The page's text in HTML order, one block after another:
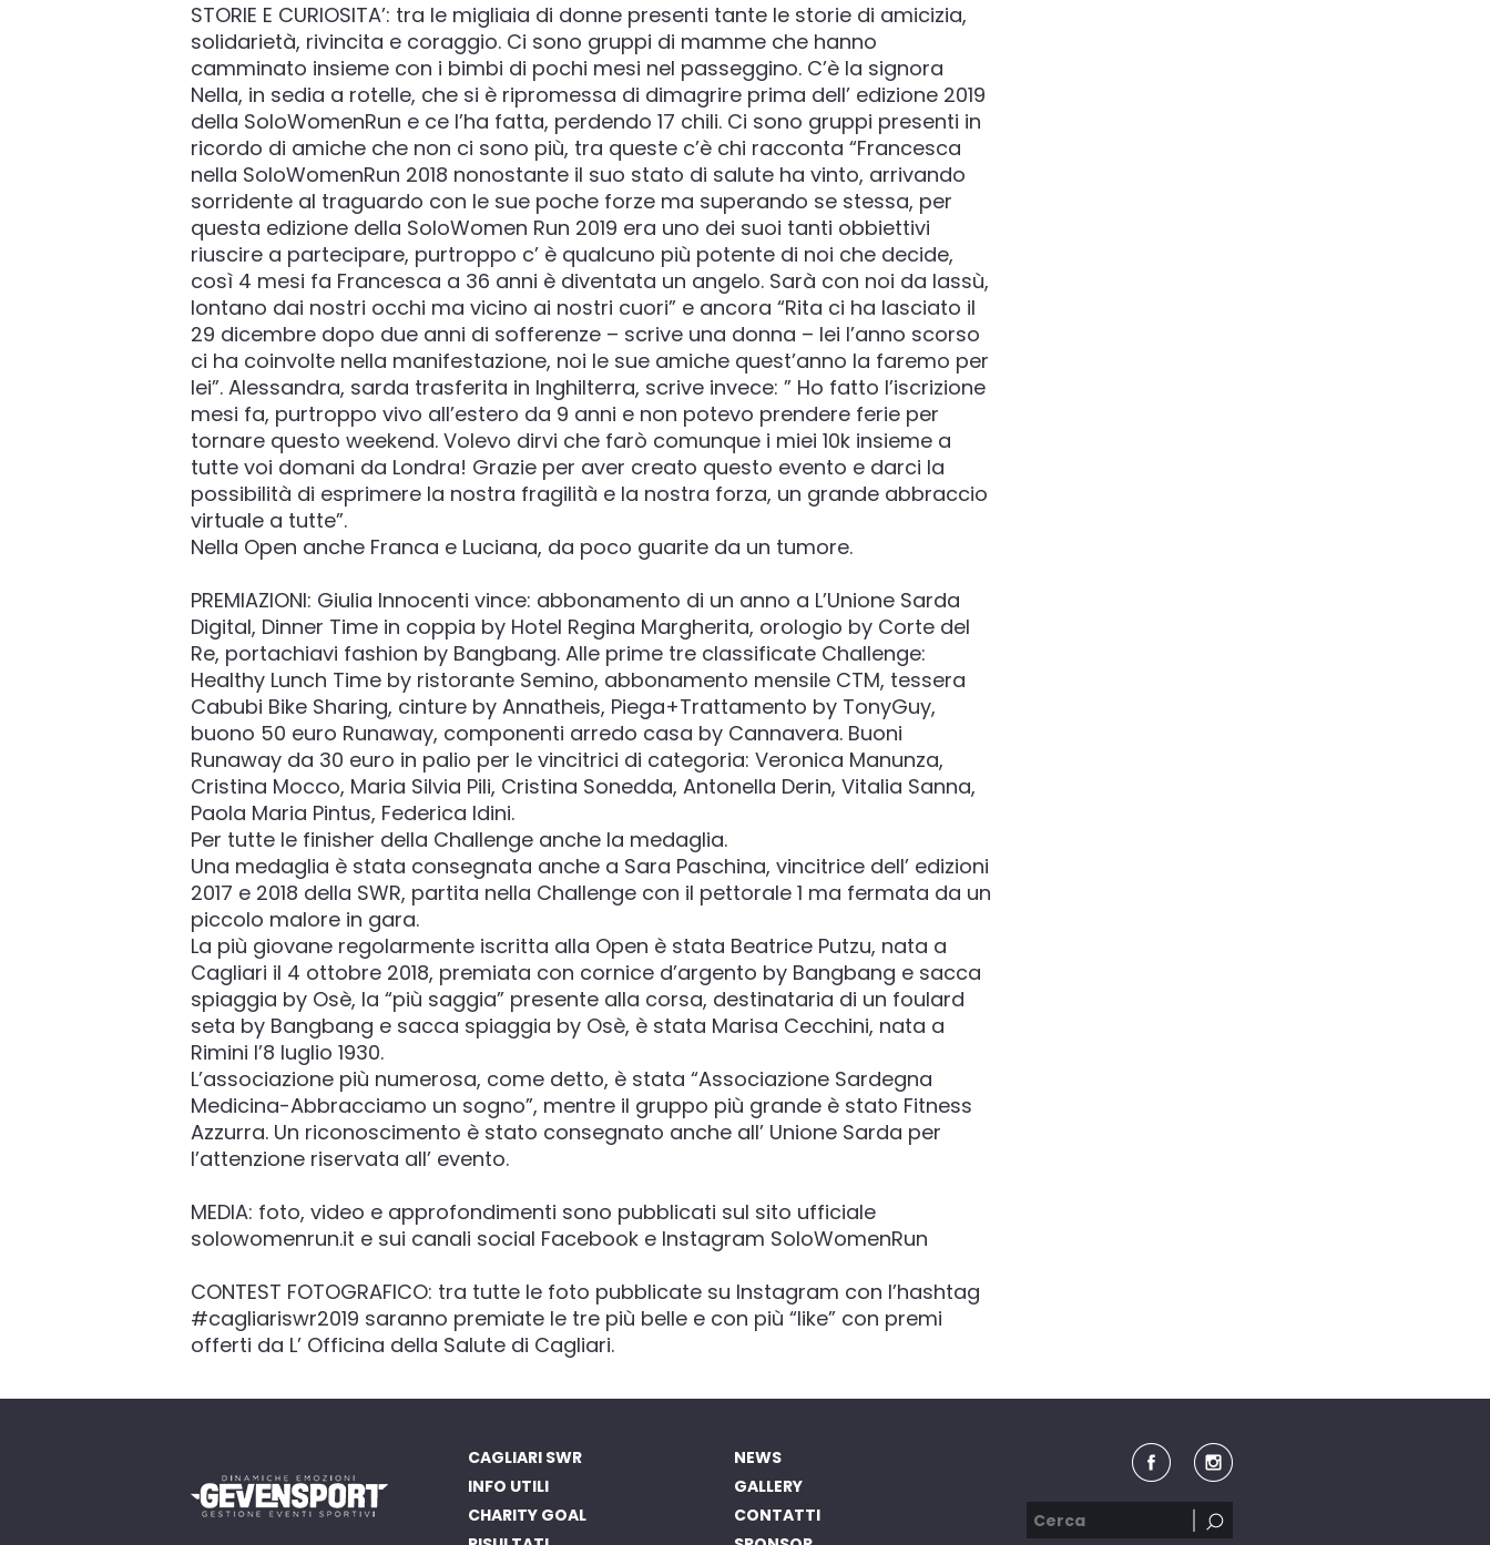
STORIE E CURIOSITA’: tra le migliaia di donne presenti tante le storie di amicizia,
solidarietà, rivincita e coraggio. Ci sono gruppi di mamme che hanno
camminato insieme con i bimbi di pochi mesi nel passeggino. C’è la signora
Nella, in sedia a rotelle, che si è ripromessa di dimagrire prima dell’ edizione 2019
della SoloWomenRun e ce l’ha fatta, perdendo 17 chili. Ci sono gruppi presenti in
ricordo di amiche che non ci sono più, tra queste c’è chi racconta “Francesca
nella SoloWomenRun 2018 nonostante il suo stato di salute ha vinto, arrivando
sorridente al traguardo con le sue poche forze ma superando se stessa, per
questa edizione della SoloWomen Run 2019 era uno dei suoi tanti obbiettivi
riuscire a partecipare, purtroppo c’ è qualcuno più potente di noi che decide,
così 4 mesi fa Francesca a 36 anni è diventata un angelo. Sarà con noi da lassù,
lontano dai nostri occhi ma vicino ai nostri cuori” e ancora “Rita ci ha lasciato il
29 dicembre dopo due anni di sofferenze – scrive una donna – lei l’anno scorso
ci ha coinvolte nella manifestazione, noi le sue amiche quest’anno la faremo per
lei”. Alessandra, sarda trasferita in Inghilterra, scrive invece: ” Ho fatto l’iscrizione
mesi fa, purtroppo vivo all’estero da 9 anni e non potevo prendere ferie per
tornare questo weekend. Volevo dirvi che farò comunque i miei 10k insieme a
tutte voi domani da Londra! Grazie per aver creato questo evento e darci la
possibilità di esprimere la nostra fragilità e la nostra forza, un grande abbraccio
virtuale a tutte”.
Nella Open anche Franca e Luciana, da poco guarite da un tumore.
PREMIAZIONI: Giulia Innocenti vince: abbonamento di un anno a L’Unione Sarda
Digital, Dinner Time in coppia by Hotel Regina Margherita, orologio by Corte del
Re, portachiavi fashion by Bangbang. Alle prime tre classificate Challenge:
Healthy Lunch Time by ristorante Semino, abbonamento mensile CTM, tessera
Cabubi Bike Sharing, cinture by Annatheis, Piega+Trattamento by TonyGuy,
buono 50 euro Runaway, componenti arredo casa by Cannavera. Buoni
Runaway da 30 euro in palio per le vincitrici di categoria: Veronica Manunza,
Cristina Mocco, Maria Silvia Pili, Cristina Sonedda, Antonella Derin, Vitalia Sanna,
Paola Maria Pintus, Federica Idini.
Per tutte le finisher della Challenge anche la medaglia.
Una medaglia è stata consegnata anche a Sara Paschina, vincitrice dell’ edizioni
2017 e 2018 della SWR, partita nella Challenge con il pettorale 1 ma fermata da un
piccolo malore in gara.
La più giovane regolarmente iscritta alla Open è stata Beatrice Putzu, nata a
Cagliari il 4 ottobre 2018, premiata con cornice d’argento by Bangbang e sacca
spiaggia by Osè, la “più saggia” presente alla corsa, destinataria di un foulard
seta by Bangbang e sacca spiaggia by Osè, è stata Marisa Cecchini, nata a
Rimini l’8 luglio 1930.
L’associazione più numerosa, come detto, è stata “Associazione Sardegna
Medicina-Abbracciamo un sogno”, mentre il gruppo più grande è stato Fitness
Azzurra. Un riconoscimento è stato consegnato anche all’ Unione Sarda per
l’attenzione riservata all’ evento.
MEDIA: foto, video e approfondimenti sono pubblicati sul sito ufficiale
solowomenrun.it e sui canali social Facebook e Instagram SoloWomenRun
CONTEST FOTOGRAFICO: tra tutte le foto pubblicate su Instagram con l’hashtag
#cagliariswr2019 saranno premiate le tre più belle e con più “like” con premi
offerti da L’ Officina della Salute di Cagliari.
CAGLIARI SWR
INFO UTILI
CHARITY GOAL
NEWS
GALLERY
CONTATTI